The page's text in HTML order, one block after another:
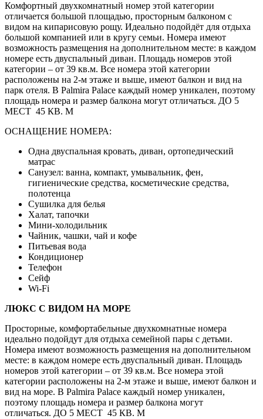
Комфортный двухкомнатный номер этой категории
отличается большой площадью, просторным балконом с
видом на кипарисовую рощу. Идеально подойдёт для отдыха
большой компанией или в кругу семьи. Номера имеют
возможность размещения на дополнительном месте: в каждом
номере есть двуспальный диван. Площадь номеров этой
категории – от 39 кв.м. Все номера этой категории
расположены на 2-м этаже и выше, имеют балкон и вид на
парк отеля. В Palmira Palace каждый номер уникален, поэтому
площадь номера и размер балкона могут отличаться. ДО 5
МЕСТ 45 КВ. М
ОСНАЩЕНИЕ НОМЕРА:
Одна двуспальная кровать, диван, ортопедический
матрас
Санузел: ванна, компакт, умывальник, фен,
гигиенические средства, косметические средства,
полотенца
Сушилка для белья
Халат, тапочки
Мини-холодильник
Чайник, чашки, чай и кофе
Питьевая вода
Кондиционер
Телефон
Сейф
Wi-Fi
ЛЮКС С ВИДОМ НА МОРЕ
Просторные, комфортабельные двухкомнатные номера
идеально подойдут для отдыха семейной пары с детьми.
Номера имеют возможность размещения на дополнительном
месте: в каждом номере есть двуспальный диван. Площадь
номеров этой категории – от 39 кв.м. Все номера этой
категории расположены на 2-м этаже и выше, имеют балкон и
вид на море. В Palmira Palace каждый номер уникален,
поэтому площадь номера и размер балкона могут
отличаться. ДО 5 МЕСТ 45 КВ. М